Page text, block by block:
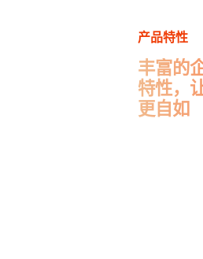
产品特性
丰富的
特性，
更自如